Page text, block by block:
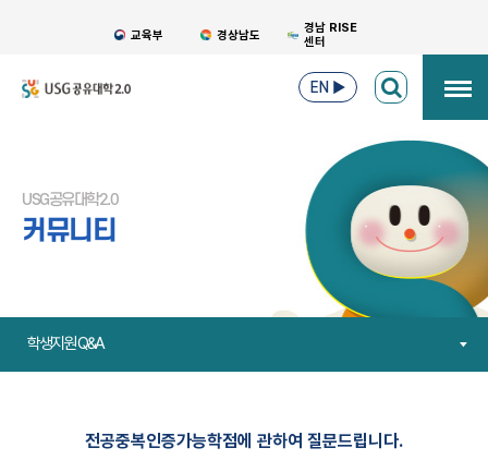
교육부 경상남도
경남 RISE
센터
EN ▶
USG공유대학2.0
커뮤니티
학생지원 Q&A
전공중복인증가능학점에 관하여 질문드립니다.